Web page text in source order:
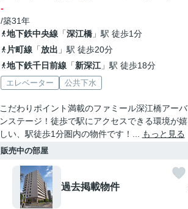
-
/築31年
地下鉄中央線「深江橋」駅 徒歩1分
片町線「放出 」駅 徒歩20分
地下鉄千日前線「新深江」駅 徒歩18分
エレベーター 公共下水
こだわりポイント満載のファミール深江橋アーバ
ンステージ！徒歩で駅にアクセスできる環境が嬉
しい、駅徒歩1分圏内の物件です！...
もっと見る
販売中の部屋
過去掲載物件